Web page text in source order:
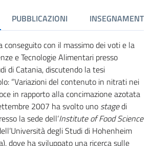
PUBBLICAZIONI INSEGNAMENTI
conseguito con il massimo dei voti e la
e Tecnologie Alimentari presso
di Catania, discutendo la tesi
“Variazioni del contenuto in nitrati nei
in rapporto alla concimazione azotata
2007 ha svolto uno stagedi
la sede dell‘Institute of Food Science
degli Studi di Hohenheim
dove ha sviluppato una ricerca sulle